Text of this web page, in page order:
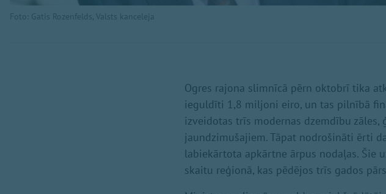
Foto: Gatis Rozenfelds, Valsts kanceleja
Ogres rajona slimnīcā pērn oktobrī tika
ieguldīti 1,8 miljoni eiro, un tas pilnībā
izveidotas trīs modernas dzemdību
jaundzimušajiem. Tāpat nodrošināti ērti
labiekārtota apkārtne ārpus nodaļas. Šie
skaitu reģionā, kas pēdējos trīs gados